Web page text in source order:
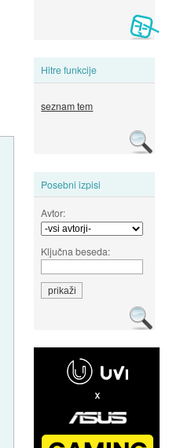
Hitre funkcije
seznam tem
Posebni izpisi
Avtor:
Ključna beseda: